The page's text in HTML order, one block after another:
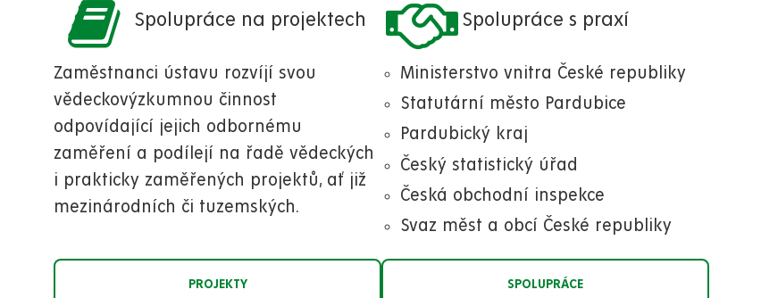
Spolupráce na projektech
Zaměstnanci ústavu rozvíjí svou
vědeckovýzkumnou činnost
odpovídající jejich odbornému
zaměření a podílejí na řadě vědeckých
i prakticky zaměřených projektů, ať již
mezinárodních či tuzemských.
PROJEKTY
Spolupráce s praxí
Ministerstvo vnitra České republiky
Statutární město Pardubice
Pardubický kraj
Český statistický úřad
Česká obchodní inspekce
Svaz měst a obcí České republiky
SPOLUPRÁCE